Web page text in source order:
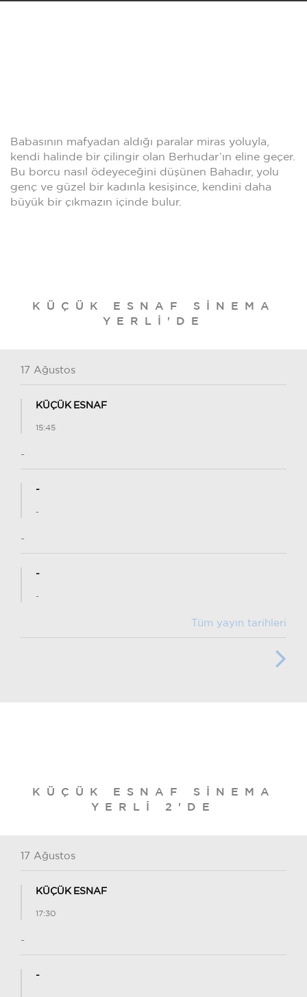
Babasının mafyadan aldığı paralar miras yoluyla,
kendi halinde bir çilingir olan Berhudar’ın eline geçer.
Bu borcu nasıl ödeyeceğini düşünen Bahadır, yolu
genç ve güzel bir kadınla kesişince, kendini daha
büyük bir çıkmazın içinde bulur.
KÜÇÜK ESNAF SINEMA
YERLI'DE
17 Ağustos
KÜÇÜK ESNAF
15:45
-
-
-
-
-
-
Tüm yayın tarihleri
KÜÇÜK ESNAF SINEMA
YERLI 2'DE
17 Ağustos
KÜÇÜK ESNAF
17:30
-
-